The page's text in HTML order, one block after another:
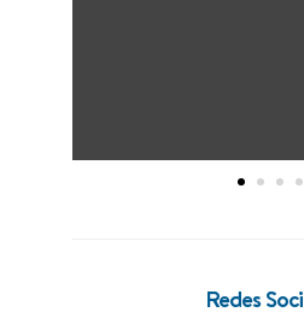
Redes